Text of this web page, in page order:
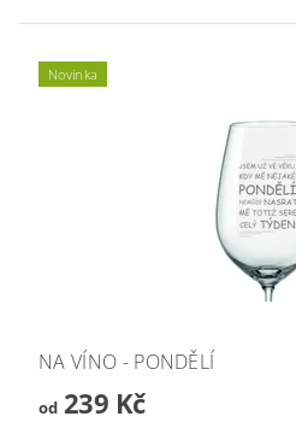
Novinka
NA VÍNO - PONDĚLÍ
od239 Kč